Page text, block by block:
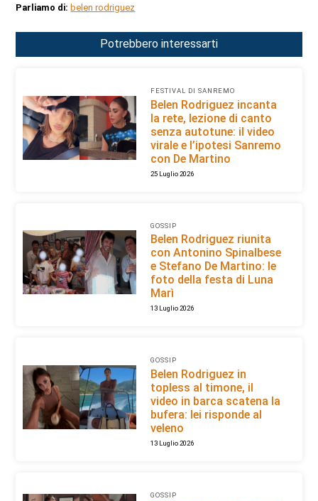
Parliamo di: belen rodriguez
Potrebbero interessarti
FESTIVAL DI SANREMO
Belen Rodriguez incanta
la rete, lezione di canto
senza autotune: il video
virale e l’ipotesi Sanremo
con De Martino
25 Luglio 2026
GOSSIP
Belen Rodriguez riunita
con Antonino Spinalbese
e Stefano De Martino: le
foto della festa di Luna
Marì
13 Luglio 2026
GOSSIP
Belen Rodriguez in
topless al timone, il
video in barca scatena la
bufera: lei risponde al
veleno
13 Luglio 2026
GOSSIP